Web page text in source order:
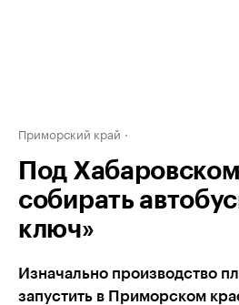
Приморский край
Под
собирать
ключ»
Изначально производство
запустить в Приморском